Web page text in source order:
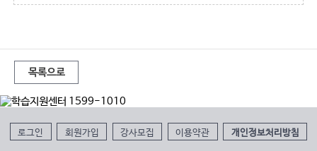
목록으로
로그인 회원가입 강사모집 이용약관 개인정보처리방침